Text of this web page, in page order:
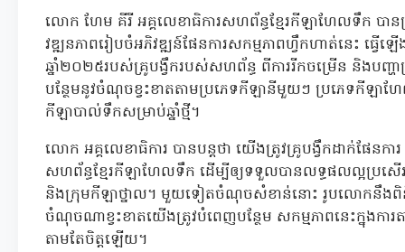
លោក ហែម គីរី អគ្គលេខាធិការសហព័ន្ធខ្មែរកីឡាហែលទឹក បាន
វឌ្ឍនភាពរៀបចំអភិវឌ្ឍន៍ផែនការសកម្មភាពហ្វឹកហាត់នេះ ធ្វើឡ
ឆ្នាំ២០២៥របស់គ្រូបង្វឹករបស់សហព័ន្ធ ពីការរីកចម្រើន និងបញ្
បន្ថែមនូវចំណុចខ្វះខាតតាមប្រភេទកីឡានីមួយៗ ប្រភេទកីឡ
កីឡាបាល់ទឹកសម្រាប់ឆ្នាំថ្មី។
លោក អគ្គលេខាធិការ បានបន្តថា យើងត្រូវគ្រូបង្វឹកដាក់ផែនក
សហព័ន្ធខ្មែរកីឡាហែលទឹក ដើម្បីឲ្យទទួលបានលទ្ធផលល្អប្រសើ
និងក្រុមកីឡាថ្នាល។ មួយទៀតចំណុចសំខាន់នោះ រូបលោកនឹង
ចំណុចណាខ្វះខាតយើងត្រូវបំពេញបន្ថែម សកម្មភាពនេះក្នុងការត
តាមតែចិត្តឡើយ។